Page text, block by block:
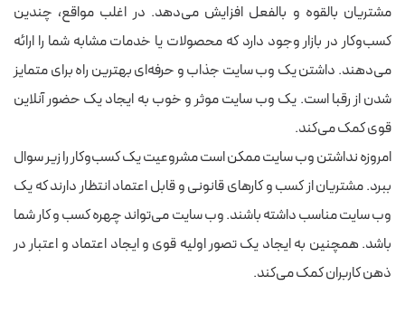
مشتریان بالقوه و بالفعل افزایش می‌دهد. در اغلب مواقع، چندین
کسب‌وکار در بازار وجود دارد که محصولات یا خدمات مشابه شما را ارائه
می‌دهند. داشتن یک وب سایت جذاب و حرفه‌ای بهترین راه برای متمایز
شدن از رقبا است. یک وب سایت موثر و خوب به ایجاد یک حضور آنلاین
قوی کمک می‌کند.
امروزه نداشتن وب سایت ممکن است مشروعیت یک کسب‌وکار را زیر سوال
ببرد. مشتریان از کسب و کارهای قانونی و قابل اعتماد انتظار دارند که یک
وب سایت مناسب داشته باشند. وب سایت می‌تواند چهره کسب و کار شما
باشد. همچنین به ایجاد یک تصور اولیه قوی و ایجاد اعتماد و اعتبار در
ذهن کاربران کمک می‌کند.